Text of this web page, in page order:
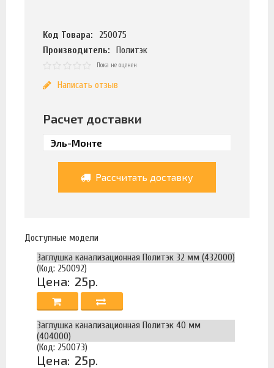
Код Товара:
250075
Производитель:
Политэк
Пока не оценен
Написать отзыв
Расчет доставки
Рассчитать доставку
Доступные модели
Заглушка канализационная Политэк 32 мм (432000)
(Код: 250092)
Цена: 25р.
Заглушка канализационная Политэк 40 мм
(404000)
(Код: 250073)
Цена: 25р.